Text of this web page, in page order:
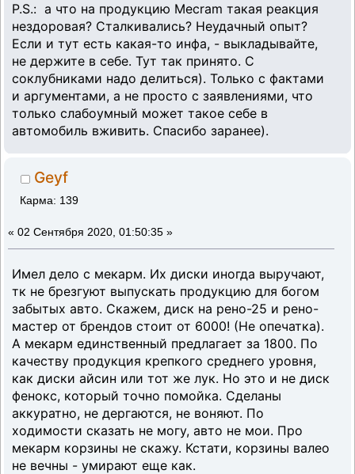
P.S.: а что на продукцию Mecram такая реакция
нездоровая? Сталкивались? Неудачный опыт?
Если и тут есть какая-то инфа, - выкладывайте,
не держите в себе. Тут так принято. С
соклубниками надо делиться). Только с фактами
и аргументами, а не просто с заявлениями, что
только слабоумный может такое себе в
автомобиль вживить. Спасибо заранее).
Geyf
Карма: 139
« 02 Сентября 2020, 01:50:35 »
Имел дело с мекарм. Их диски иногда выручают,
тк не брезгуют выпускать продукцию для богом
забытых авто. Скажем, диск на рено-25 и рено-
мастер от брендов стоит от 6000! (Не опечатка).
А мекарм единственный предлагает за 1800. По
качеству продукция крепкого среднего уровня,
как диски айсин или тот же лук. Но это и не диск
фенокс, который точно помойка. Сделаны
аккуратно, не дергаются, не воняют. По
ходимости сказать не могу, авто не мои. Про
мекарм корзины не скажу. Кстати, корзины валео
не вечны - умирают еще как.